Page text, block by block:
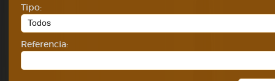
Tipo:
Referencia: